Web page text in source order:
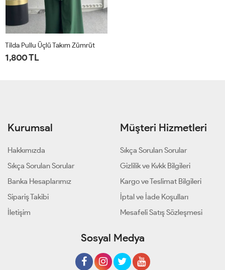
Tilda Pullu Üçlü Takım Zümrüt
1,800 TL
Kurumsal
Hakkımızda
Sıkça Sorulan Sorular
Banka Hesaplarımız
Sipariş Takibi
İletişim
Müşteri Hizmetleri
Sıkça Sorulan Sorular
Gizlilik ve Kvkk Bilgileri
Kargo ve Teslimat Bilgileri
İptal ve İade Koşulları
Mesafeli Satış Sözleşmesi
Sosyal Medya